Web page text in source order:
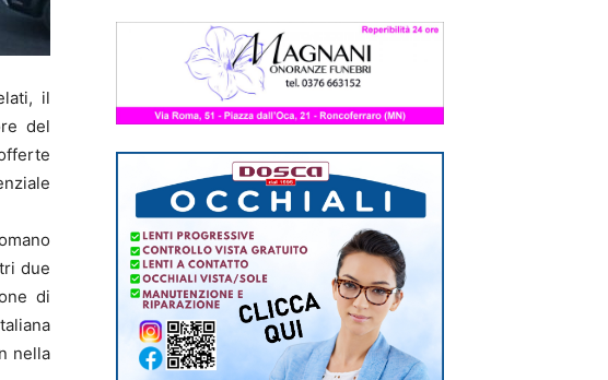
il
del
due
di
nella